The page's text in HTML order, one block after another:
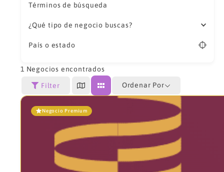
Términos de búsqueda
¿Qué tipo de negocio buscas?
País o estado
1 Negocios encontrados
Filter Ordenar Por
Negocio Premium